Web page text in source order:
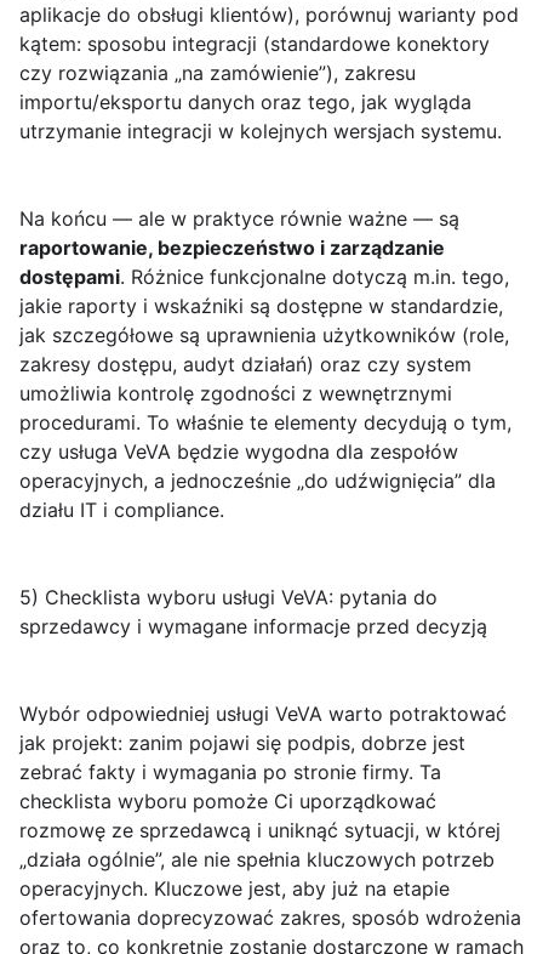
aplikacje do obsługi klientów), porównuj warianty pod
kątem: sposobu integracji (standardowe konektory
czy rozwiązania „na zamówienie”), zakresu
importu/eksportu danych oraz tego, jak wygląda
utrzymanie integracji w kolejnych wersjach systemu.
Na końcu — ale w praktyce równie ważne — są
raportowanie, bezpieczeństwo i zarządzanie
dostępami. Różnice funkcjonalne dotyczą m.in. tego,
jakie raporty i wskaźniki są dostępne w standardzie,
jak szczegółowe są uprawnienia użytkowników (role,
zakresy dostępu, audyt działań) oraz czy system
umożliwia kontrolę zgodności z wewnętrznymi
procedurami. To właśnie te elementy decydują o tym,
czy usługa VeVA będzie wygodna dla zespołów
operacyjnych, a jednocześnie „do udźwignięcia” dla
działu IT i compliance.
5) Checklista wyboru usługi VeVA: pytania do
sprzedawcy i wymagane informacje przed decyzją
Wybór odpowiedniej usługi VeVA warto potraktować
jak projekt: zanim pojawi się podpis, dobrze jest
zebrać fakty i wymagania po stronie firmy. Ta
checklista wyboru pomoże Ci uporządkować
rozmowę ze sprzedawcą i uniknąć sytuacji, w której
„działa ogólnie”, ale nie spełnia kluczowych potrzeb
operacyjnych. Kluczowe jest, aby już na etapie
ofertowania doprecyzować zakres, sposób wdrożenia
oraz to, co konkretnie zostanie dostarczone w ramach